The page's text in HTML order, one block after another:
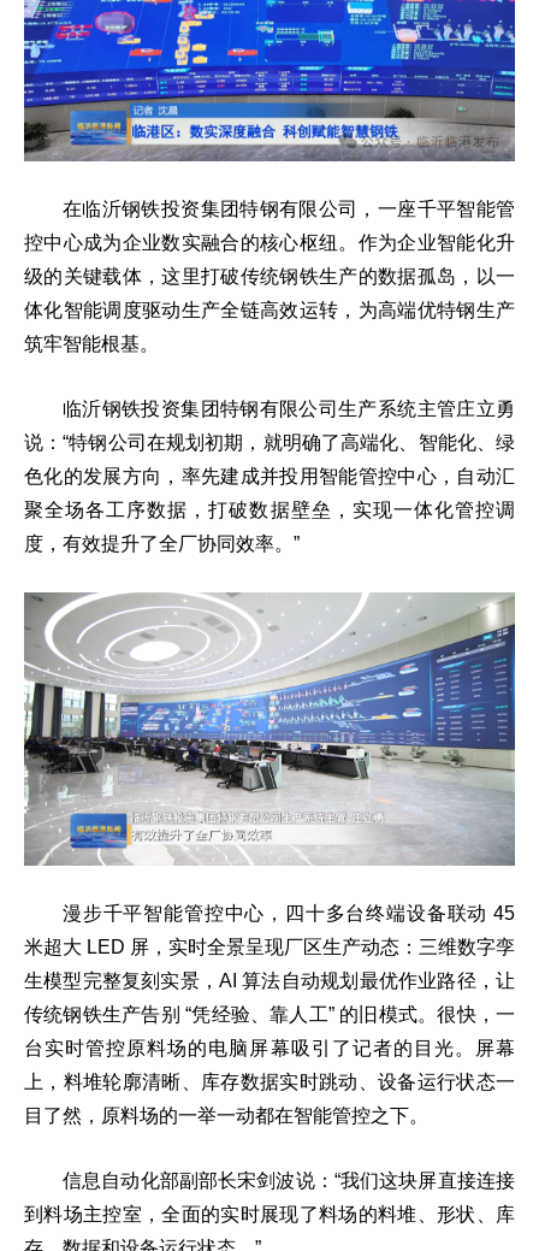
在临沂钢铁投资集团特钢有限公司，一座千平智能管
控中心成为企业数实融合的核心枢纽。作为企业智能化升
级的关键载体，这里打破传统钢铁生产的数据孤岛，以一
体化智能调度驱动生产全链高效运转，为高端优特钢生产
筑牢智能根基。
临沂钢铁投资集团特钢有限公司生产系统主管庄立勇
说：“特钢公司在规划初期，就明确了高端化、智能化、绿
色化的发展方向，率先建成并投用智能管控中心，自动汇
聚全场各工序数据，打破数据壁垒，实现一体化管控调
度，有效提升了全厂协同效率。”
漫步千平智能管控中心，四十多台终端设备联动 45
米超大 LED 屏，实时全景呈现厂区生产动态：三维数字孪
生模型完整复刻实景，AI 算法自动规划最优作业路径，让
传统钢铁生产告别 “凭经验、靠人工” 的旧模式。很快，一
台实时管控原料场的电脑屏幕吸引了记者的目光。屏幕
上，料堆轮廓清晰、库存数据实时跳动、设备运行状态一
目了然，原料场的一举一动都在智能管控之下。
信息自动化部副部长宋剑波说：“我们这块屏直接连接
到料场主控室，全面的实时展现了料场的料堆、形状、库